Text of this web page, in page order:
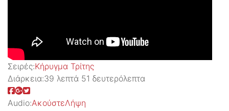
Σειρές:Kήρυγμα Τρίτης
Διάρκεια:39 λεπτά 51 δευτερόλεπτα
Audio:ΑκούστεΛήψη